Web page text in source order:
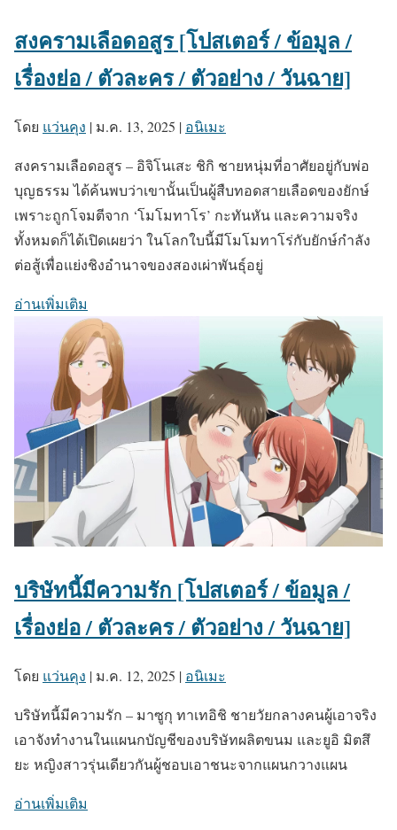
สงครามเลือดอสูร [โปสเตอร์ / ข้อมูล /
เรื่องย่อ / ตัวละคร / ตัวอย่าง / วันฉาย]
โดย แว่นคุง | ม.ค. 13, 2025 | อนิเมะ
สงครามเลือดอสูร – อิจิโนเสะ ชิกิ ชายหนุ่มที่อาศัยอยู่กับพ่อ
บุญธรรม ได้ค้นพบว่าเขานั้นเป็นผู้สืบทอดสายเลือดของยักษ์
เพราะถูกโจมตีจาก ‘โมโมทาโร’ กะทันหัน และความจริง
ทั้งหมดก็ได้เปิดเผยว่า ในโลกใบนี้มีโมโมทาโร่กับยักษ์กำลัง
ต่อสู้เพื่อแย่งชิงอำนาจของสองเผ่าพันธุ์อยู่
อ่านเพิ่มเติม
บริษัทนี้มีความรัก [โปสเตอร์ / ข้อมูล /
เรื่องย่อ / ตัวละคร / ตัวอย่าง / วันฉาย]
โดย แว่นคุง | ม.ค. 12, 2025 | อนิเมะ
บริษัทนี้มีความรัก – มาซูกุ ทาเทอิชิ ชายวัยกลางคนผู้เอาจริง
เอาจังทำงานในแผนกบัญชีของบริษัทผลิตขนม และยูอิ มิตสึ
ยะ หญิงสาวรุ่นเดียวกันผู้ชอบเอาชนะจากแผนกวางแผน
อ่านเพิ่มเติม